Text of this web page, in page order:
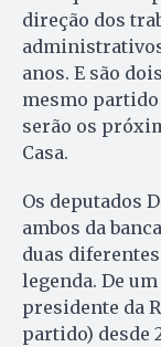
direção dos
anos. E são
mesmo
serão os
Casa.
Os deputados
ambos da
duas
legenda. De
presidente da
partido) desde